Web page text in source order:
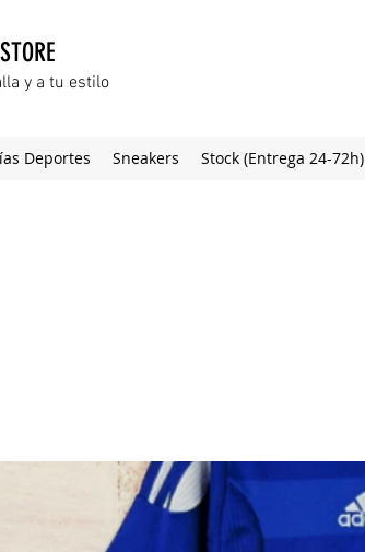
y a tu estilo
Deportes Sneakers Stock (Entrega 24-72h)